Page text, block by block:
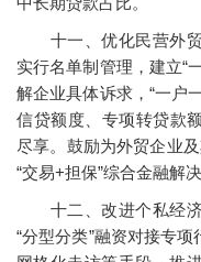
十一、优化民营外
实行名单制管理，建立“
解企业具体诉求，“一户
信贷额度、专项转贷款
尽享。鼓励为外贸企业
“交易+担保”综合金融解决
十二、改进个私经
“分型分类”融资对接专